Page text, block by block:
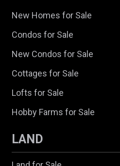
New Homes for Sale
Condos for Sale
New Condos for Sale
Cottages for Sale
Lofts for Sale
Hobby Farms for Sale
LAND